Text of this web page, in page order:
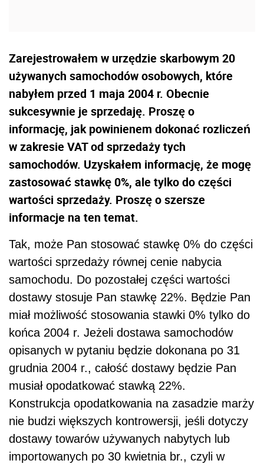
Zarejestrowałem w urzędzie skarbowym 20
używanych samochodów osobowych, które
nabyłem przed 1 maja 2004 r. Obecnie
sukcesywnie je sprzedaję. Proszę o
informację, jak powinienem dokonać rozliczeń
w zakresie VAT od sprzedaży tych
samochodów. Uzyskałem informację, że mogę
zastosować stawkę 0%, ale tylko do części
wartości sprzedaży. Proszę o szersze
informacje na ten temat.
Tak, może Pan stosować stawkę 0% do części
wartości sprzedaży równej cenie nabycia
samochodu. Do pozostałej części wartości
dostawy stosuje Pan stawkę 22%. Będzie Pan
miał możliwość stosowania stawki 0% tylko do
końca 2004 r. Jeżeli dostawa samochodów
opisanych w pytaniu będzie dokonana po 31
grudnia 2004 r., całość dostawy będzie Pan
musiał opodatkować stawką 22%.
Konstrukcja opodatkowania na zasadzie marży
nie budzi większych kontrowersji, jeśli dotyczy
dostawy towarów używanych nabytych lub
importowanych po 30 kwietnia br., czyli w